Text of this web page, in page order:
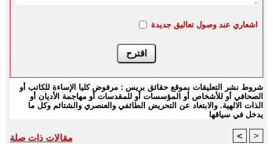
اشعاري عند وصول تعاليق جديدة
شروط نشر التعليقات بموقع حقائق بريس : مرفوض كليا الإساءة للكاتب أو
الصحافي أو للأشخاص أو المؤسسات أو للمقدسات أو مهاجمة الأديان أو
الذات الالهية. والابتعاد عن التحريض الطائفي والعنصري والشتائم وكل ما
يدخل في سياقها
مقالات ذات صلة < >